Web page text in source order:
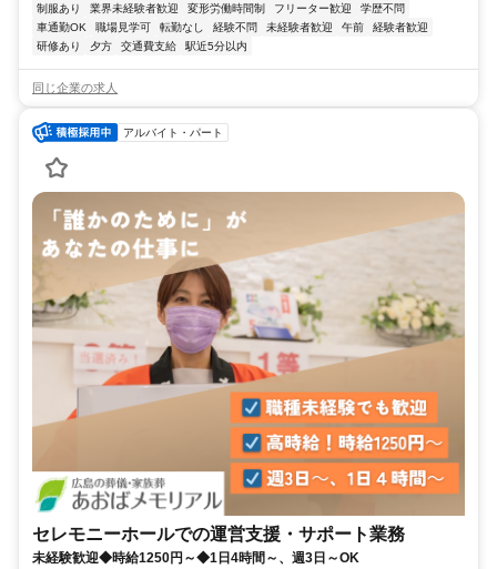
制服あり 業界未経験者歓迎 変形労働時間制 フリーター歓迎
学歴不問
車通勤OK
職場見学可 転勤なし 経験不問 未経験者歓迎 午前
経験者歓迎
研修あり
夕方 交通費支給 駅近5分以内
同じ企業の求人
アルバイト・パート
セレモニーホールでの運営支援・サポート業務
未経験歓迎◆時給1250円～◆1日4時間～、週3日～OK